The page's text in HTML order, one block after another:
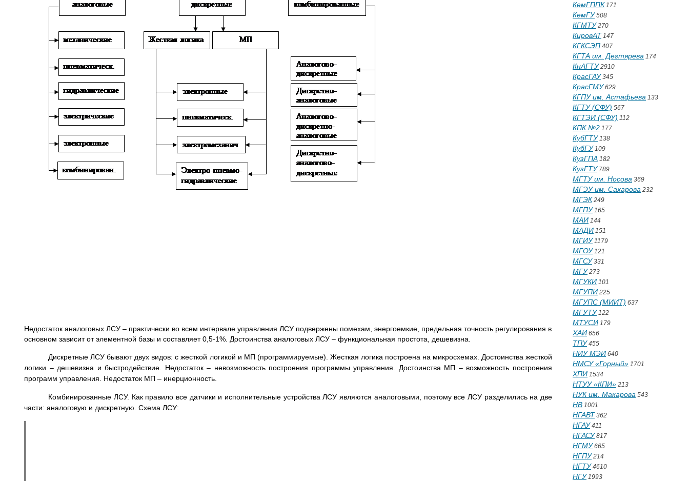
Недостаток аналоговых ЛСУ – практически во всем интервале управления ЛСУ подвержены помехам, энергоемкие, предельная точность регулирования в
основном зависит от элементной базы и составляет 0,5-1%. Достоинства аналоговых ЛСУ – функциональная простота, дешевизна.
Дискретные ЛСУ бывают двух видов: с жесткой логикой и МП (программируемые). Жесткая логика построена на микросхемах. Достоинства жесткой
логики – дешевизна и быстродействие. Недостаток – невозможность построения программы управления. Достоинства МП – возможность построения
программ управления. Недостаток МП – инерционность.
Комбинированные ЛСУ. Как правило все датчики и исполнительные устройства ЛСУ являются аналоговыми, поэтому все ЛСУ разделились на две
части: аналоговую и дискретную. Схема ЛСУ:
КемГППК 171
КемГУ508
КГМТУ270
КировАТ 147
КГКСЭП 407
КГТА им. Дегтярева 174
КнАГТУ2910
КрасГАУ345
КрасГМУ629
КГПУ им. Астафьева 133
КГТУ (СФУ) 567
КГТЭИ (СФУ) 112
КПК №2 177
КубГТУ138
КубГУ109
КузГПА 182
КузГТУ789
МГТУ им. Носова 369
МГЭУ им. Сахарова 232
МГЭК 249
МГПУ165
МАИ 144
МАДИ 151
МГИУ1179
МГОУ121
МГСУ331
МГУ273
МГУКИ 101
МГУПИ 225
МГУПС (МИИТ) 637
МГУТУ122
МТУСИ 179
ХАИ 656
ТПУ455
НИУ МЭИ 640
НМСУ «Горный» 1701
ХПИ 1534
НТУУ «КПИ» 213
НУК им. Макарова 543
НВ 1001
НГАВТ 362
НГАУ411
НГАСУ817
НГМУ665
НГПУ214
НГТУ4610
НГУ1993